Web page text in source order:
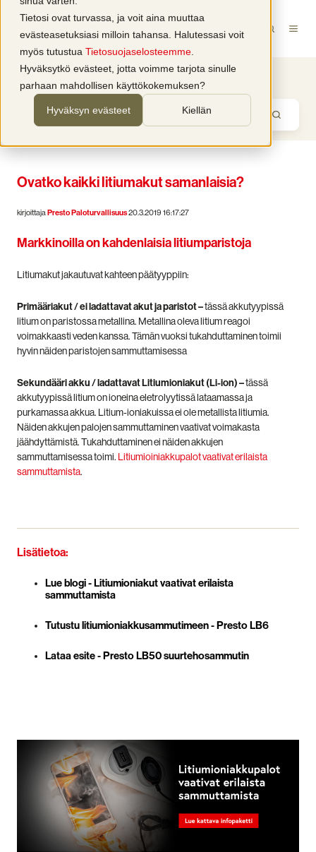
Tietosi ovat turvassa, ja voit aina muuttaa
evästeasetuksiasi milloin tahansa. Halutessasi voit
myös tutustua Tietosuojaselosteemme
Hyväksytkö evästeet, jotta voimme tarjota sinulle
parhaan mahdollisen käyttökokemuksen?
Hyväksyn evästeet Kiellän
Usein kysytyt kysymykset
Ovatko kaikki litiumakut samanlaisia?
kirjoittaja Presto Paloturvallisuus20.3.2019 16:17:27
Markkinoilla on kahdenlaisia litiumparistoja
Litiumakut jakautuvat kahteen päätyyppiin:
Primääriakut / ei ladattavat akut ja paristot –tässä akkutyypissä
litium on paristossa metallina. Metallina oleva litium reagoi
voimakkaasti veden kanssa. Tämän vuoksi tukahduttaminen toimii
hyvin näiden paristojen sammuttamisessa
Sekundääri akku / ladattavat Litiumioniakut (Li-ion) –tässä
akkutyypissä litium on ioneina eletrolyytissä lataamassa ja
purkamassa akkua. Litium-ioniakuissa ei ole metallista litiumia.
Näiden akkujen palojen sammuttaminen vaativat voimakasta
jäähdyttämistä. Tukahduttaminen ei näiden akkujen
sammuttamisessa toimi. Litiumioiniakkupalot vaativat erilaista
sammuttamista.
Lisätietoa:
Lue blogi - Litiumioniakut vaativat erilaista
sammuttamista
Tutustu litiumioniakkusammutimeen - Presto LB6
Lataa esite - Presto LB50 suurtehosammutin